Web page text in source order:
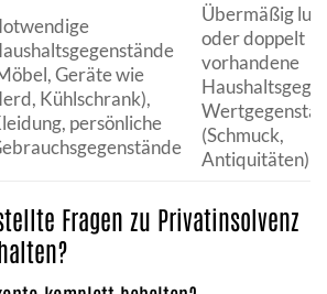
Geräte wie
Kühlschrank),
persönliche
Übermäßig
oder doppelt
vorhandene
(Schmuck,
Antiquitäten)
Fragen zu Privatinsolvenz